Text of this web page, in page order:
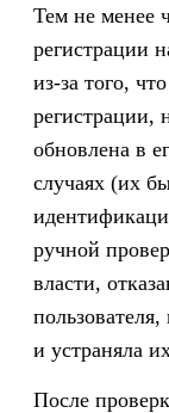
Тем не менее
регистрации
из-за того,
регистрации,
обновлена в
случаях (их
ручной
власти,
и устраняла
После